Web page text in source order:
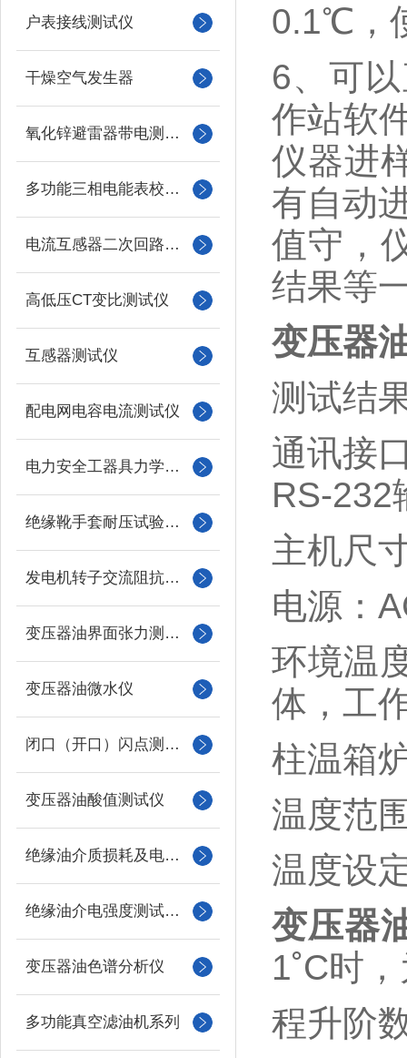
户表接线测试仪
干燥空气发生器
氧化锌避雷器带电测试仪（氧化锌避雷器测试仪）
多功能三相电能表校验仪
电流互感器二次回路负载测试仪
高低压CT变比测试仪
互感器测试仪
配电网电容电流测试仪
电力安全工器具力学性能试验机
绝缘靴手套耐压试验装置
发电机转子交流阻抗测试仪
变压器油界面张力测试仪
变压器油微水仪
闭口（开口）闪点测定仪
变压器油酸值测试仪
绝缘油介质损耗及电阻率测试仪
绝缘油介电强度测试仪系列
变压器油色谱分析仪
多功能真空滤油机系列
0.1℃，
6、可
作站软
仪器进
有自动
值守，
结果等
变压器
测试结
通讯接
RS-232
主机尺
电源：
环境温
体，工
柱温箱
温度范
温度设
变压器
1˚C时
程升阶